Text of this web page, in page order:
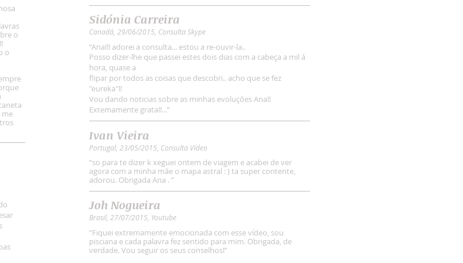
o
o
me
Sidónia Carreira
Canadá, 29/06/2015, Consulta Skype
“Ana!!! adorei a consulta... estou a re-ouvir-la..
Posso dizer-lhe que passei estes dois dias com a cabeça a mil á
hora, quase a
flipar por todos as coisas que descobri.. acho que se fez
"eureka"!!
Vou dando noticias sobre as minhas evoluções Ana!!
Extemamente grata!!...”
Ivan Vieira
Portugal, 23/05/2015, Consulta Vídeo
“so para te dizer k xeguei ontem de viagem e acabei de ver
agora com a minha mãe o mapa astral : ) ta super contente,
adorou. Obrigada Ana . ”
Joh Nogueira
Brasil, 27/07/2015, Youtube
“Fiquei extremamente emocionada com esse vídeo, sou
pisciana e cada palavra fez sentido para mim. Obrigada, de
verdade. Vou seguir os seus conselhos!”